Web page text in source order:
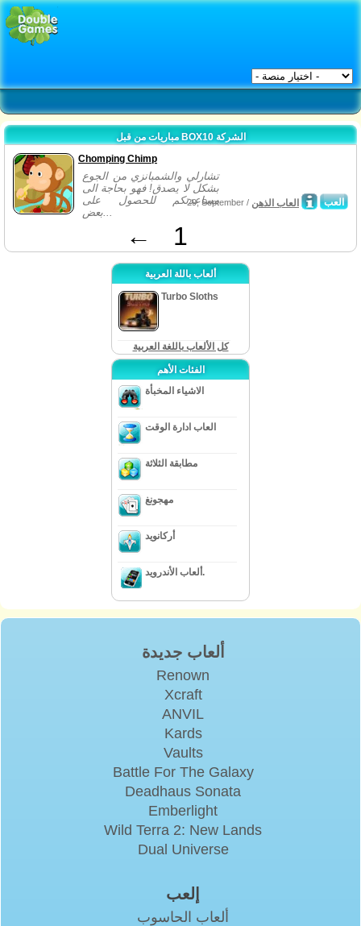
مباريات من قبل BOX10 الشركة
Chomping Chimp
تشارلي والشمبانزي من الجوع
بشكل لا يصدق! فهو بحاجة الى
مساعدتكم للحصول على
بعض...
العب 29, September / العاب الذهن
← 1
ألعاب باللة العربية
Turbo Sloths
كل الألعاب باللغة العربية
الفئات الأهم
الاشياء المخبأة
العاب ادارة الوقت
مطابقة الثلاثة
مهجونغ
أركانويد
ألعاب الأندرويد.
ألعاب جديدة
Renown
Xcraft
ANVIL
Kards
Vaults
Battle For The Galaxy
Deadhaus Sonata
Emberlight
Wild Terra 2: New Lands
Dual Universe
إلعب
ألعاب الحاسوب